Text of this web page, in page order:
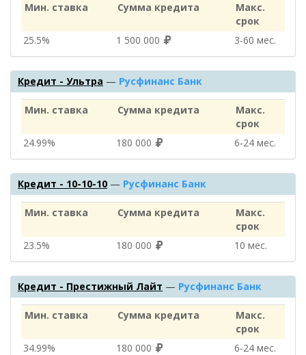
Мин. ставка Сумма кредита
Макс.
срок
25.5%
1 500 000 3‑60 мес.
Кредит - Ультра — Русфинанс Банк
Мин. ставка Сумма кредита
Макс.
срок
24.99%
180 000 6‑24 мес.
Кредит - 10-10-10 — Русфинанс Банк
Мин. ставка Сумма кредита
Макс.
срок
23.5%
180 000 10 мес.
Кредит - Престижный Лайт — Русфинанс Банк
Мин. ставка Сумма кредита
Макс.
срок
34.99%
180 000 6‑24 мес.